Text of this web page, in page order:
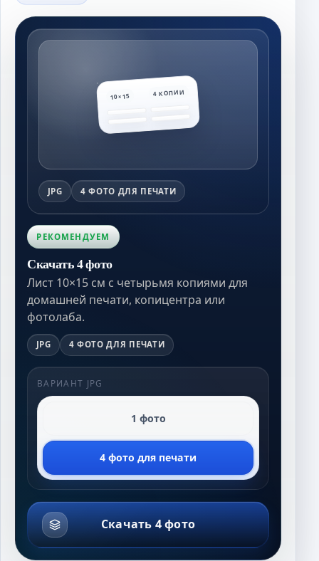
10×15 4 КОПИИ
JPG 4 ФОТО ДЛЯ ПЕЧАТИ
РЕКОМЕНДУЕМ
Скачать 4 фото
Лист 10×15 см с четырьмя копиями для
домашней печати, копицентра или
фотолаба.
JPG 4 ФОТО ДЛЯ ПЕЧАТИ
ВАРИАНТ JPG
1 фото
4 фото для печати
Скачать 4 фото